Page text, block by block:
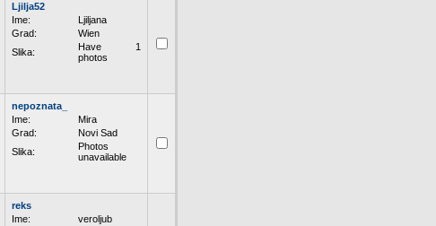
Ljilja52
Ime:
Ljiljana
Grad:
Wien
Slika:
Have 1
photos
nepoznata_
Ime:
Mira
Grad:
Novi Sad
Slika:
Photos
unavailable
reks
Ime:
veroljub